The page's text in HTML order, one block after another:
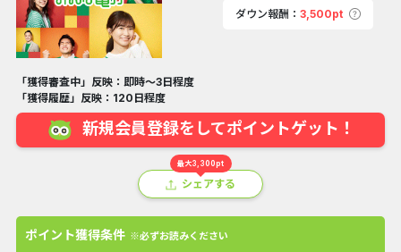
ダウン報酬： 3,500pt
「獲得審査中」反映：即時～3日程度
「獲得履歴」反映：120日程度
新規会員登録をしてポイントゲット！
最大3,300pt
シェアする
ポイント獲得条件 ※必ずお読みください